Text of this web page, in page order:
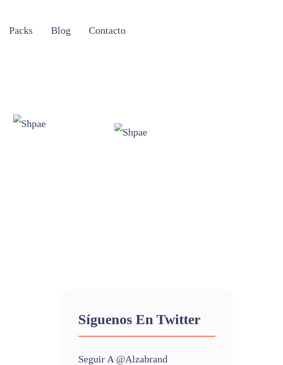
Packs Blog Contacto
Síguenos En Twitter
Seguir A @alzabrand